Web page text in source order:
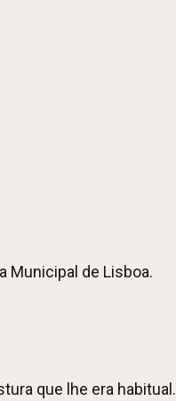
Municipal de Lisboa.
que lhe era habitual.